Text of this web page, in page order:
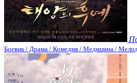
Боевик / Драма / Комедия / Медицина /